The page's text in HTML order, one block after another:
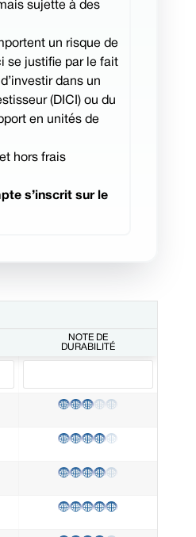
sujette à des
un risque de
se justifie par le fait
dans un
(DICI) ou du
en unités de
hors frais
s’inscrit sur le
NOTE DE
DURABILITÉ